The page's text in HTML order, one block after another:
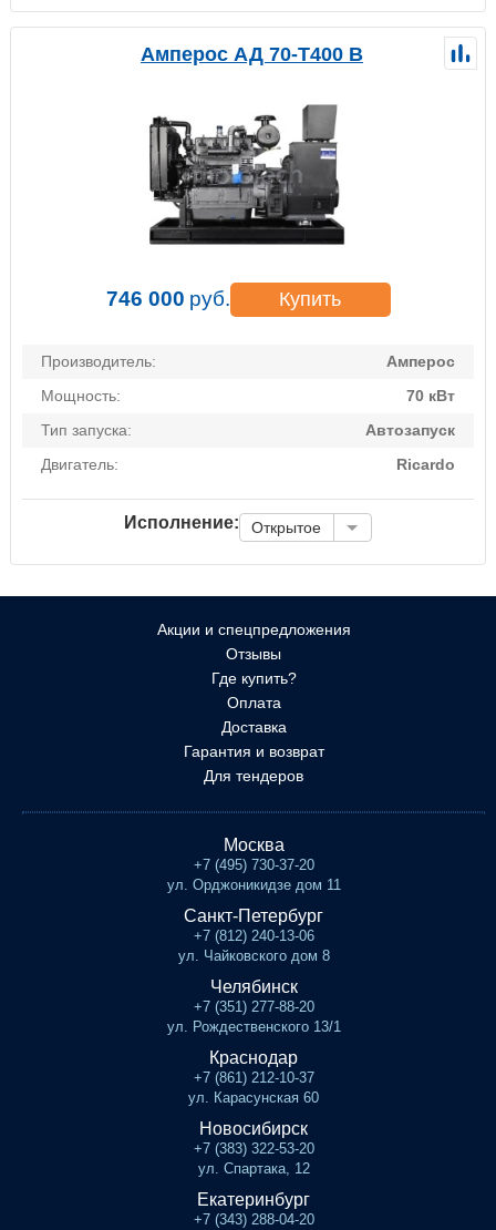
Амперос АД 70-Т400 B
746 000 руб. Купить
Производитель:
Амперос
Мощность:
70 кВт
Тип запуска:
Автозапуск
Двигатель:
Ricardo
Исполнение: Открытое
Акции и спецпредложения
Отзывы
Где купить?
Оплата
Доставка
Гарантия и возврат
Для тендеров
Москва
+7 (495) 730-37-20
ул. Орджоникидзе дом 11
Санкт-Петербург
+7 (812) 240-13-06
ул. Чайковского дом 8
Челябинск
+7 (351) 277-88-20
ул. Рождественского 13/1
Краснодар
+7 (861) 212-10-37
ул. Карасунская 60
Новосибирск
+7 (383) 322-53-20
ул. Спартака, 12
Екатеринбург
+7 (343) 288-04-20